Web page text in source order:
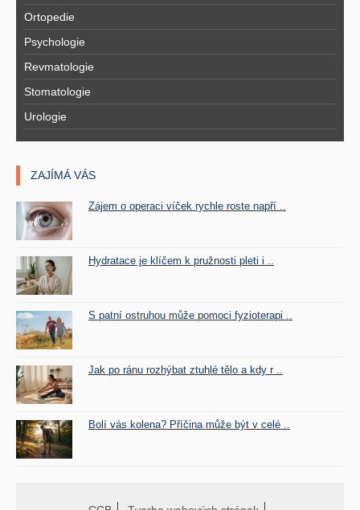
Ortopedie
Psychologie
Revmatologie
Stomatologie
Urologie
ZAJÍMÁ VÁS
Zájem o operaci víček rychle roste napří ..
Hydratace je klíčem k pružnosti pleti i ..
S patní ostruhou může pomoci fyzioterapi ..
Jak po ránu rozhýbat ztuhlé tělo a kdy r ..
Bolí vás kolena? Příčina může být v celé ..